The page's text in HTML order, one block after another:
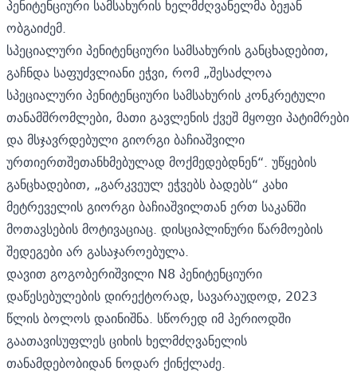
პენიტენციური სამსახურის ხელმძღვანელმა ბეჟან
ობგაიძემ.
სპეციალური პენიტენციური სამსახურისგანცხადებით,
გაჩნდა საფუძვლიანი ეჭვი, რომ „შესაძლოა
სპეციალური პენიტენციური სამსახურის კონკრეტული
თანამშრომლები, მათი გავლენის ქვეშ მყოფი პატიმრები
და მსჯავრდებული გიორგი ბაჩიაშვილი
ურთიერთშეთანხმებულად მოქმედებდნენ“. უწყების
განცხადებით, „გარკვეულ ეჭვებს ბადებს“ კახი
მეტრეველის გიორგი ბაჩიაშვილთან ერთ საკანში
მოთავსების მოტივაციაც. დისციპლინური წარმოების
შედეგები არ გასაჯაროებულა.
დავით გოგობერიშვილი N8 პენიტენციური
დაწესებულების დირექტორად, სავარაუდოდ, 2023
წლის ბოლოს დაინიშნა. სწორედ იმ პერიოდში
გაათავისუფლეს ციხის ხელმძღვანელის
თანამდებობიდან ნოდარ ქინქლაძე.